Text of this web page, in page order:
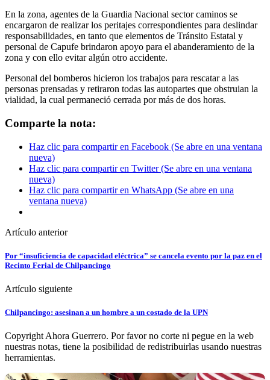
En la zona, agentes de la Guardia Nacional sector caminos se
encargaron de realizar los peritajes correspondientes para deslindar
responsabilidades, en tanto que elementos de Tránsito Estatal y
personal de Capufe brindaron apoyo para el abanderamiento de la
zona y con ello evitar algún otro accidente.
Personal del bomberos hicieron los trabajos para rescatar a las
personas prensadas y retiraron todas las autopartes que obstruian la
vialidad, la cual permaneció cerrada por más de dos horas.
Comparte la nota:
Haz clic para compartir en Facebook (Se abre en una ventana
nueva)
Haz clic para compartir en Twitter (Se abre en una ventana
nueva)
Haz clic para compartir en WhatsApp (Se abre en una
ventana nueva)
Artículo anterior
Por “insuficiencia de capacidad eléctrica” se cancela evento por la paz en el
Recinto Ferial de Chilpancingo
Artículo siguiente
Chilpancingo: asesinan a un hombre a un costado de la UPN
Copyright Ahora Guerrero. Por favor no corte ni pegue en la web
nuestras notas, tiene la posibilidad de redistribuirlas usando nuestras
herramientas.